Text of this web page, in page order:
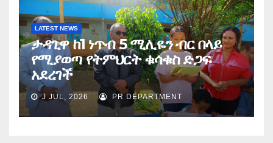
LATEST NEWS
ታዳጊዋ ከ1 ነጥብ 5 ሚሊዬን ብር በላይ
የሚያወጣ የትምህርት ቁሳቁስ ድጋፍ
አደረገች
J JUL, 2026 PR DEPARTMENT